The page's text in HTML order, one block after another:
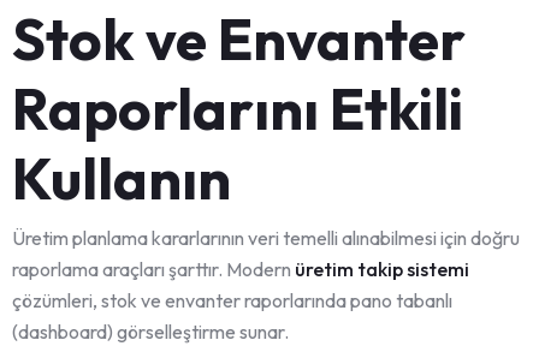
Stok ve Envanter
Raporlarını Etkili
Kullanın
Üretim planlama kararlarının veri temelli alınabilmesi için doğru
raporlama araçları şarttır. Modern üretim takip sistemi
çözümleri, stok ve envanter raporlarında pano tabanlı
(dashboard) görselleştirme sunar.